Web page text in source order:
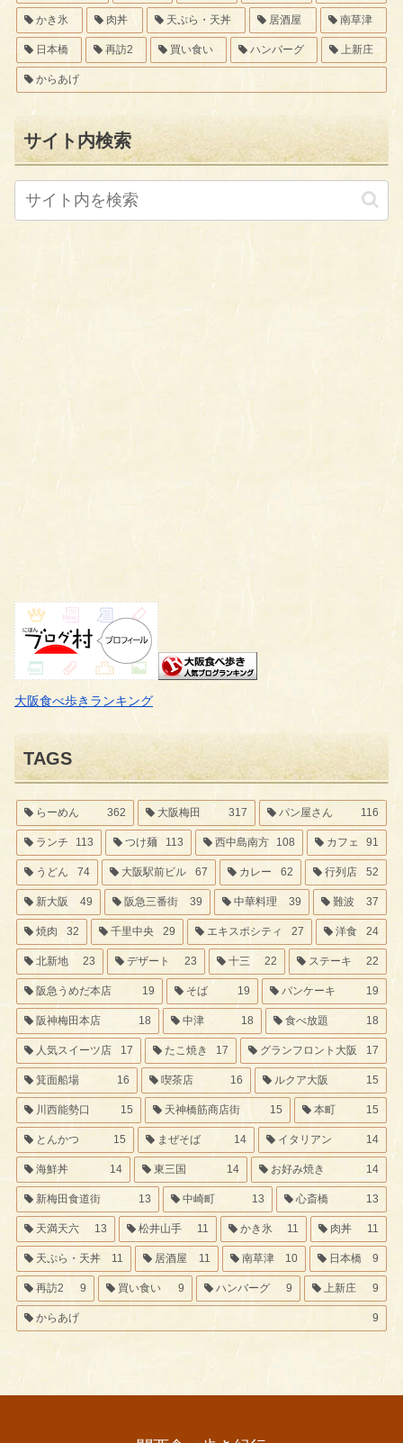
かき氷 肉丼 天ぷら・天丼 居酒屋 南草津
日本橋 再訪2 買い食い ハンバーグ 上新庄
からあげ
サイト内検索
大阪食べ歩きランキング
TAGS
らーめん 362 大阪梅田 317 パン屋さん 116
ランチ 113 つけ麺 113 西中島南方 108 カフェ 91
うどん 74 大阪駅前ビル 67 カレー 62 行列店 52
新大阪 49 阪急三番街 39 中華料理 39 難波 37
焼肉 32 千里中央 29 エキスポシティ 27 洋食 24
北新地 23 デザート 23 十三 22 ステーキ 22
阪急うめだ本店 19 そば 19 パンケーキ 19
阪神梅田本店 18 中津 18 食べ放題 18
人気スイーツ店 17 たこ焼き 17 グランフロント大阪 17
箕面船場 16 喫茶店 16 ルクア大阪 15
川西能勢口 15 天神橋筋商店街 15 本町 15
とんかつ 15 まぜそば 14 イタリアン 14
海鮮丼 14 東三国 14 お好み焼き 14
新梅田食道街 13 中崎町 13 心斎橋 13
天満天六 13 松井山手 11 かき氷 11 肉丼 11
天ぷら・天丼 11 居酒屋 11 南草津 10 日本橋 9
再訪2 9 買い食い 9 ハンバーグ 9 上新庄 9
からあげ 9